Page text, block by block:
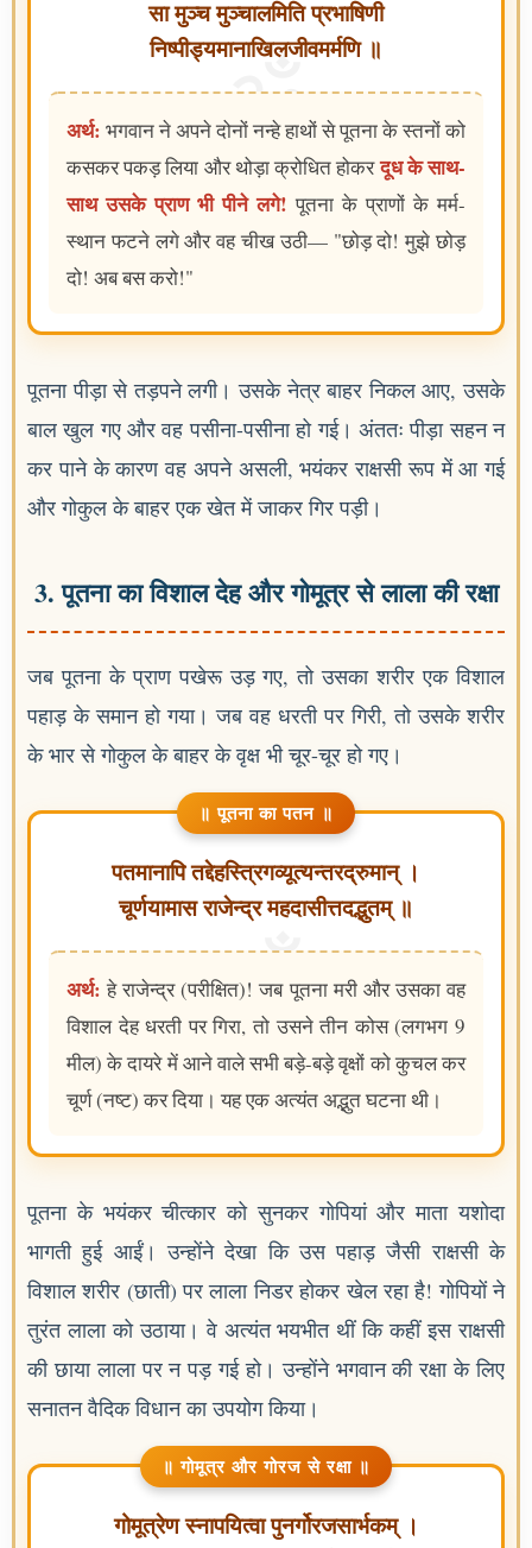
सा मुञ्च मुञ्चालमिति प्रभाषिणी
निष्पीड्यमानाखिलजीवमर्मणि ॥
अर्थ: भगवान ने अपने दोनों नन्हे हाथों से पूतना के स्तनों को
कसकर पकड़ लिया और थोड़ा क्रोधित होकरदूध के साथ-
साथ उसके प्राण भी पीने लगे! पूतना के प्राणों के मर्म-
स्थान फटने लगे और वह चीख उठी— "छोड़ दो! मुझे छोड़
दो! अब बस करो!"
पूतना पीड़ा से तड़पने लगी। उसके नेत्र बाहर निकल आए, उसके
बाल खुल गए और वह पसीना-पसीना हो गई। अंततः पीड़ा सहन न
कर पाने के कारण वह अपने असली, भयंकर राक्षसी रूप में आ गई
और गोकुल के बाहर एक खेत में जाकर गिर पड़ी।
3. पूतना का विशाल देह और गोमूत्र से लाला की रक्षा
जब पूतना के प्राण पखेरू उड़ गए, तो उसका शरीर एक विशाल
पहाड़ के समान हो गया। जब वह धरती पर गिरी, तो उसके शरीर
के भार से गोकुल के बाहर के वृक्ष भी चूर-चूर हो गए।
॥ पूतना का पतन ॥
पतमानापि तद्देहस्त्रिगव्यूत्यन्तरद्रुमान् ।
चूर्णयामास राजेन्द्र महदासीत्तदद्भुतम् ॥
अर्थ: हे राजेन्द्र (परीक्षित)! जब पूतना मरी और उसका वह
विशाल देह धरती पर गिरा, तो उसने तीन कोस (लगभग 9
मील) के दायरे में आने वाले सभी बड़े-बड़े वृक्षों को कुचल कर
चूर्ण (नष्ट) कर दिया। यह एक अत्यंत अद्भुत घटना थी।
पूतना के भयंकर चीत्कार को सुनकर गोपियां और माता यशोदा
भागती हुई आईं। उन्होंने देखा कि उस पहाड़ जैसी राक्षसी के
विशाल शरीर (छाती) पर लाला निडर होकर खेल रहा है! गोपियों ने
तुरंत लाला को उठाया। वे अत्यंत भयभीत थीं कि कहीं इस राक्षसी
की छाया लाला पर न पड़ गई हो। उन्होंने भगवान की रक्षा के लिए
सनातन वैदिक विधान का उपयोग किया।
॥ गोमूत्र और गोरज से रक्षा ॥
गोमूत्रेण स्नापयित्वा पुनर्गोरजसार्भकम् ।